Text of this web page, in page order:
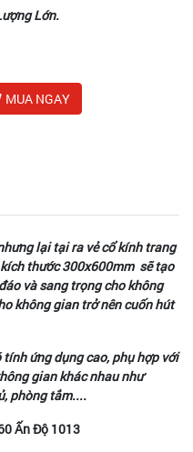
Lớn.
MUA NGAY
lại tại ra vẻ cổ kính trang
thước 300x600mm sẽ tạo
và sang trọng cho không
không gian trở nên cuốn hút
ứng dụng cao, phụ hợp với
gian khác nhau như
phòng tắm....
Ấn Độ 1013